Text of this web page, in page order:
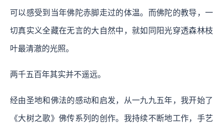
可以感受到当年佛陀赤脚走过的体温。而佛陀的教导，一
切真实义全藏在无言的大自然中，就如同阳光穿透森林枝
叶最清澈的光照。
两千五百年其实并不遥远。
经由圣地和佛法的感动和启发，从一九九五年，我开始了
《大树之歌》佛传系列的创作。我持续不断地工作，手艺